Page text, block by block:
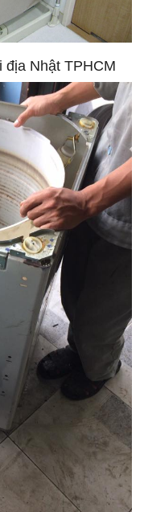
địa Nhật TPHCM